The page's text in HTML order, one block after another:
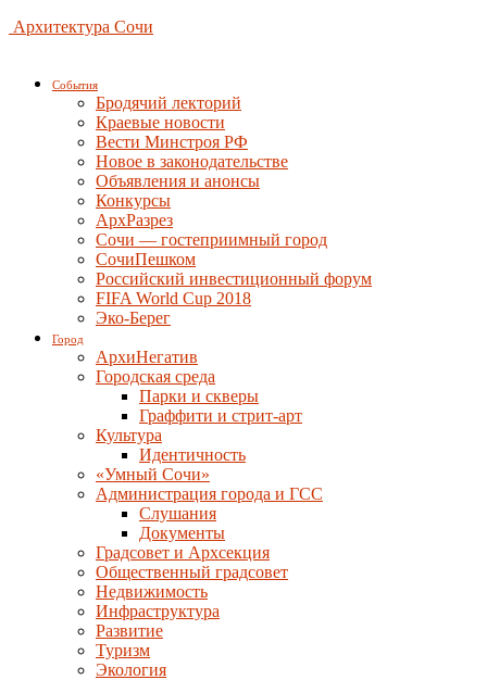
Архитектура Сочи
События
Бродячий лекторий
Краевые новости
Вести Минстроя РФ
Новое в законодательстве
Объявления и анонсы
Конкурсы
АрхРазрез
Сочи — гостеприимный город
СочиПешком
Российский инвестиционный форум
FIFA World Cup 2018
Эко-Берег
Город
АрхиНегатив
Городская среда
Парки и скверы
Граффити и стрит-арт
Культура
Идентичность
«Умный Сочи»
Администрация города и ГСС
Слушания
Документы
Градсовет и Архсекция
Общественный градсовет
Недвижимость
Инфраструктура
Развитие
Туризм
Экология